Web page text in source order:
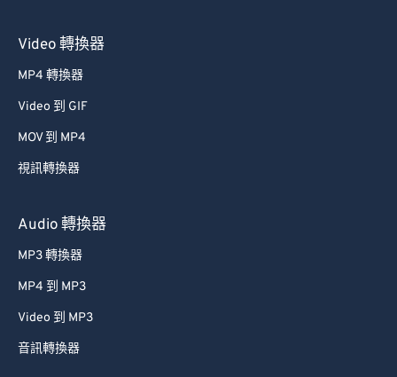
Video 轉換器
MP4 轉換器
Video 到 GIF
MOV 到 MP4
視訊轉換器
Audio 轉換器
MP3 轉換器
MP4 到 MP3
Video 到 MP3
音訊轉換器